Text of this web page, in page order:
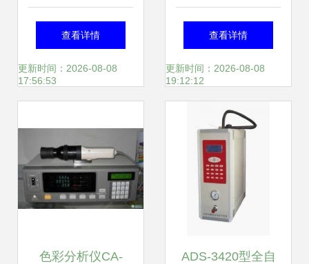
健康 青岛精诚便携
式粉尘检测仪与职
解析
查看详情
更新时间：2026-08-08
17:56:53
石油和化工技术装
备展即将在沪举行
仪器仪表领航产业
升级
查看详情
更新时间：2026-08-08
19:12:12
色彩分析仪CA- ADS-3420型全自